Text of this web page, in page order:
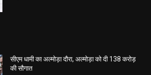
सीएम धामी का अल्मोड़ा दौरा, अल्मोड़ा को दी 138 करोड़
की सौगात